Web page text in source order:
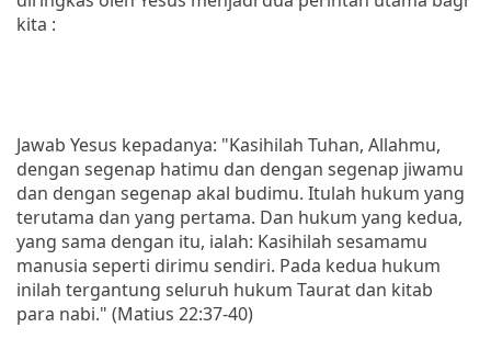
kita :
Jawab Yesus kepadanya: "Kasihilah Tuhan, Allahmu,
dengan segenap hatimu dan dengan segenap jiwamu
dan dengan segenap akal budimu. Itulah hukum yang
terutama dan yang pertama. Dan hukum yang kedua,
yang sama dengan itu, ialah: Kasihilah sesamamu
manusia seperti dirimu sendiri. Pada kedua hukum
inilah tergantung seluruh hukum Taurat dan kitab
para nabi." (Matius 22:37-40)